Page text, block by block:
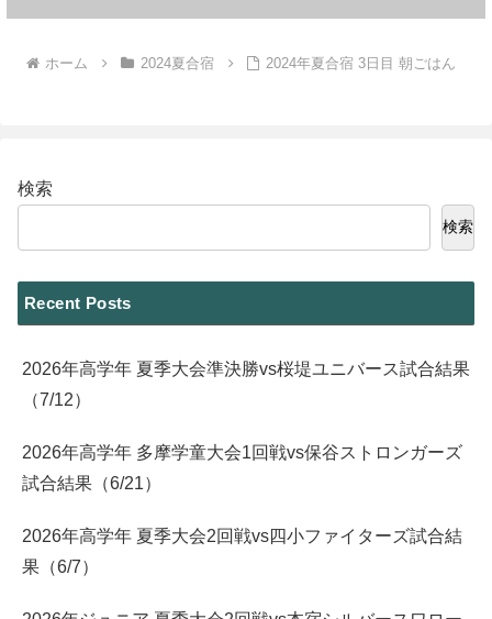
ホーム 2024夏合宿 2024年夏合宿 3日目 朝ごはん
検索
検索
Recent Posts
2026年高学年 夏季大会準決勝vs桜堤ユニバース試合結果
（7/12）
2026年高学年 多摩学童大会1回戦vs保谷ストロンガーズ
試合結果（6/21）
2026年高学年 夏季大会2回戦vs四小ファイターズ試合結
果（6/7）